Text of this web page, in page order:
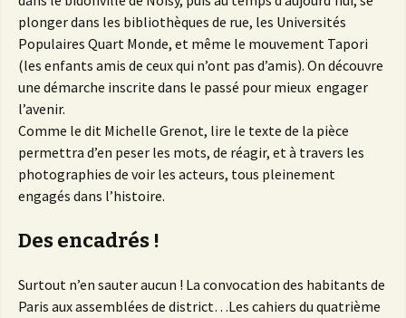
plonger dans les bibliothèques de rue, les Universités
Populaires Quart Monde, et même le mouvement Tapori
(les enfants amis de ceux qui n’ont pas d’amis). On découvre
une démarche inscrite dans le passé pour mieux engager
l’avenir.
Comme le dit Michelle Grenot, lire le texte de la pièce
permettra d’en peser les mots, de réagir, et à travers les
photographies de voir les acteurs, tous pleinement
engagés dans l’histoire.
Des encadrés !
Surtout n’en sauter aucun ! La convocation des habitants de
Paris aux assemblées de district…Les cahiers du quatrième